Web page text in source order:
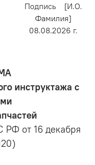
Подпись [И.О.
Фамилия]
08.08.2026 г.
инструктажа с
РФ от 16 декабря